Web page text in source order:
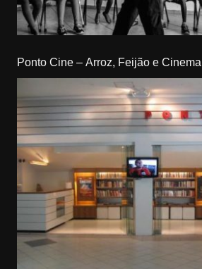
Ponto Cine – Arroz, Feijão e Cinema